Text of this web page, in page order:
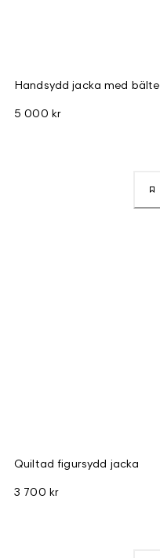
Handsydd jacka med bälte
5 000 kr
Quiltad figursydd jacka
3 700 kr